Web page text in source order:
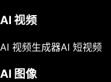
AI 视频
AI 视频生成器AI 短视频
AI 图像